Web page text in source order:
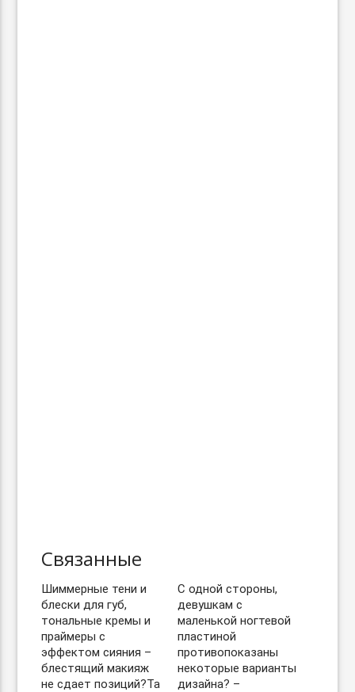
Связанные
Шиммерные тени и
блески для губ,
тональные кремы и
праймеры с
эффектом сияния –
блестящий макияж
не сдает позиций?Та
С одной стороны,
девушкам с
маленькой ногтевой
пластиной
противопоказаны
некоторые варианты
дизайна? –